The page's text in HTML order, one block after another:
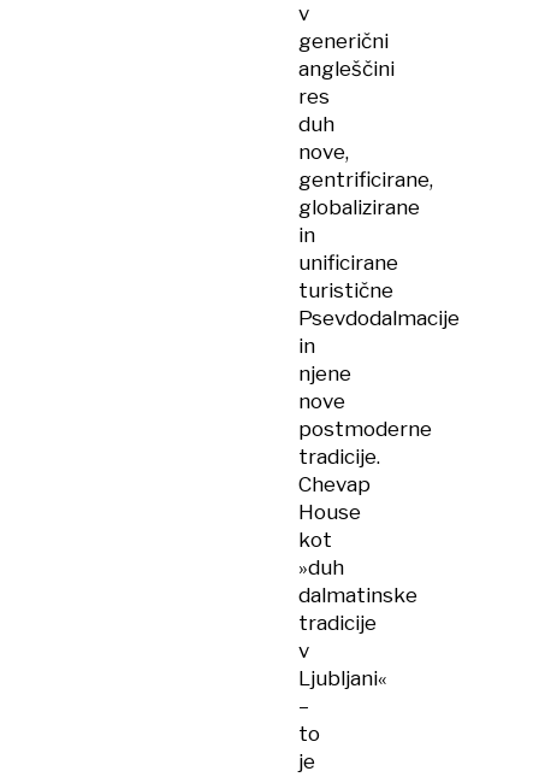
v
generični
angleščini
res
duh
nove,
gentrificirane,
globalizirane
in
unificirane
turistične
Psevdodalmacije
in
njene
nove
postmoderne
tradicije.
Chevap
House
kot
»duh
dalmatinske
tradicije
v
Ljubljani«
–
to
je